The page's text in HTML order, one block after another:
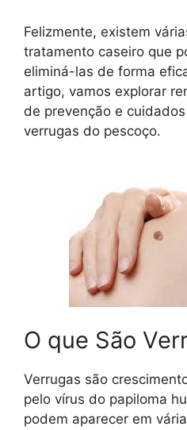
Felizmente, existem
tratamento caseiro que
eliminá-las de forma
artigo, vamos explorar
de prevenção e
verrugas do pescoço.
O que São
Verrugas são
pelo vírus do papiloma
podem aparecer em